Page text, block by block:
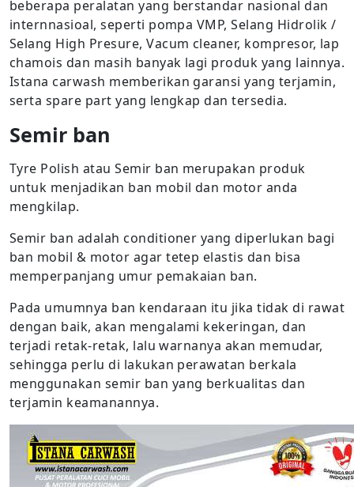
beberapa peralatan yang berstandar nasional dan
internnasioal, seperti pompa VMP, Selang Hidrolik /
Selang High Presure, Vacum cleaner, kompresor, lap
chamois dan masih banyak lagi produk yang lainnya.
Istana carwash memberikan garansi yang terjamin,
serta spare part yang lengkap dan tersedia.
Semir ban
Tyre Polish atau Semir ban merupakan produk
untuk menjadikan ban mobil dan motor anda
mengkilap.
Semir ban adalah conditioner yang diperlukan bagi
ban mobil & motor agar tetep elastis dan bisa
memperpanjang umur pemakaian ban.
Pada umumnya ban kendaraan itu jika tidak di rawat
dengan baik, akan mengalami kekeringan, dan
terjadi retak-retak, lalu warnanya akan memudar,
sehingga perlu di lakukan perawatan berkala
menggunakan semir ban yang berkualitas dan
terjamin keamanannya.